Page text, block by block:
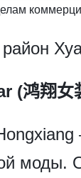
(鸿翔女
моды.